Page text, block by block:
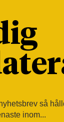
så
inom...